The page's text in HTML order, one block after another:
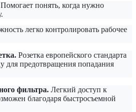
Помогает понять, когда нужно
легко контролировать рабочее
Розетка европейского стандарта
предотвращения попадания
фильтра. Легкий доступ к
благодаря быстросъемной